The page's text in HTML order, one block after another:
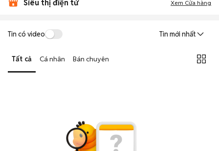
Siêu thị điện tử Xem Cửa hàng
Tin có video Tin mới nhất
Tất cả Cá nhân Bán chuyên